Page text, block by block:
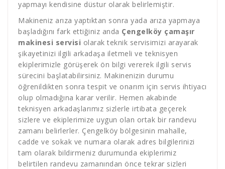
yapmayı kendisine düstur olarak belirlemiştir.
Makineniz arıza yaptıktan sonra yada arıza yapmaya
başladığını fark ettiğiniz anda Çengelköy çamaşır
makinesi servisi olarak teknik servisimizi arayarak
şikayetinizi ilgili arkadaşa iletmeli ve teknisyen
ekiplerimizle görüşerek ön bilgi vererek ilgili servis
sürecini başlatabilirsiniz. Makinenizin durumu
öğrenildikten sonra tespit ve onarım için servis ihtiyacı
olup olmadığına karar verilir. Hemen akabinde
teknisyen arkadaşlarımız sizlerle irtibata geçerek
sizlere ve ekiplerimize uygun olan ortak bir randevu
zamanı belirlerler. Çengelköy bölgesinin mahalle,
cadde ve sokak ve numara olarak adres bilgilerinizi
tam olarak bildirmeniz durumunda ekiplerimiz
belirtilen randevu zamanından önce tekrar sizleri